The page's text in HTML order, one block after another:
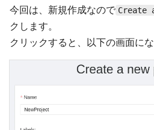
今回は、新規作成なので Create
クします。
クリックすると、以下の画面にな